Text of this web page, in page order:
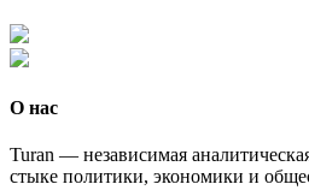
О нас
Turan — независимая
стыке политики, экономики и